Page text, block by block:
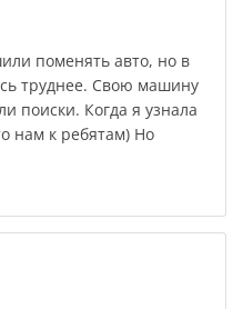
поменять авто, но в
труднее. Свою машину
поиски. Когда я узнала
нам к ребятам) Но